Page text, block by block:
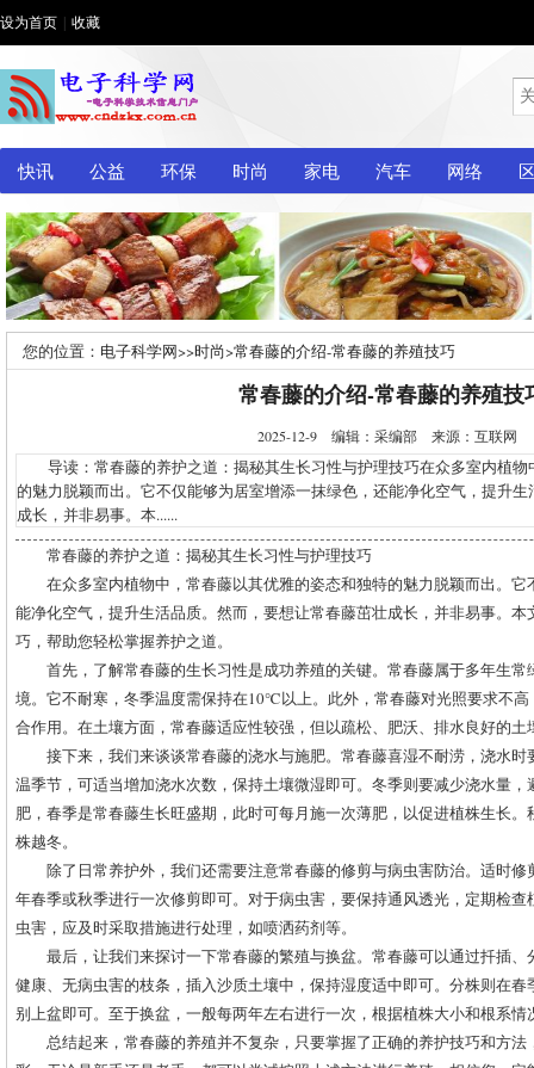
设为首页 收藏
快讯 公益 环保 时尚 家电 汽车 网络
您的位置： 电子科学网>>时尚>常春藤的介绍-常春藤的养殖技巧
常春藤的介绍-常春藤的养殖技
2025-12-9 编辑：采编部 来源：互联网
导读：常春藤的养护之道：揭秘其生长习性与护理技巧在众多室内植物
的魅力脱颖而出。它不仅能够为居室增添一抹绿色，还能净化空气，提升
成长，并非易事。本......
常春藤的养护之道：揭秘其生长习性与护理技巧
在众多室内植物中，常春藤以其优雅的姿态和独特的魅力脱颖而出。
能净化空气，提升生活品质。然而，要想让常春藤茁壮成长，并非易事。
巧，帮助您轻松掌握养护之道。
首先，了解常春藤的生长习性是成功养殖的关键。常春藤属于多年生
境。它不耐寒，冬季温度需保持在10℃以上。此外，常春藤对光照要求不
合作用。在土壤方面，常春藤适应性较强，但以疏松、肥沃、排水良好的土
接下来，我们来谈谈常春藤的浇水与施肥。常春藤喜湿不耐涝，浇水时
温季节，可适当增加浇水次数，保持土壤微湿即可。冬季则要减少浇水量
肥，春季是常春藤生长旺盛期，此时可每月施一次薄肥，以促进植株生长
株越冬。
除了日常养护外，我们还需要注意常春藤的修剪与病虫害防治。适时
年春季或秋季进行一次修剪即可。对于病虫害，要保持通风透光，定期检
虫害，应及时采取措施进行处理，如喷洒药剂等。
最后，让我们来探讨一下常春藤的繁殖与换盆。常春藤可以通过扦插
健康、无病虫害的枝条，插入沙质土壤中，保持湿度适中即可。分株则在
别上盆即可。至于换盆，一般每两年左右进行一次，根据植株大小和根系
总结起来，常春藤的养殖并不复杂，只要掌握了正确的养护技巧和方